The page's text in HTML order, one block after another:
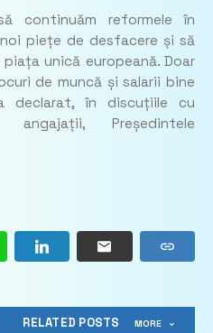
continuăm reformele în
piețe de desfacere și să
unică europeană. Doar
de muncă și salarii bine
declarat, în discuțiile cu
Președintele
RELATED POSTS MORE